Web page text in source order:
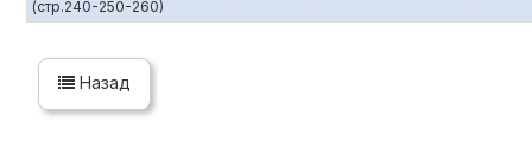
(стр.240-250-260)
Назад